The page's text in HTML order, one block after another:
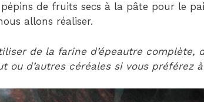
de fruits secs à la pâte pour le
allons réaliser.
de la farine d’épeautre complète,
ou d’autres céréales si vous préférez